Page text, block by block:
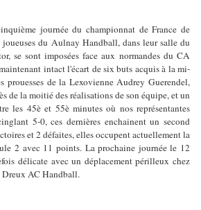
journée du championnat de France de
du Aulnay Handball, dans leur salle du
se sont imposées face aux normandes du CA
intact l'écart de six buts acquis à la mi-
prouesses de la Lexovienne Audrey Guerendel,
de la moitié des réalisations de son équipe, et un
les 45è et 55è minutes où nos représentantes
5-0, ces dernières enchainent un second
et 2 défaites, elles occupent actuellement la
2 avec 11 points. La prochaine journée le 12
délicate avec un déplacement périlleux chez
Dreux AC Handball.